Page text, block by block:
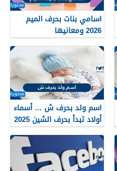
اسامي بنات بحرف الميم
2026 ومعانيها
اسم ولد بحرف ش … أسماء
أولاد تبدأ بحرف الشين 2025
ومعانيها